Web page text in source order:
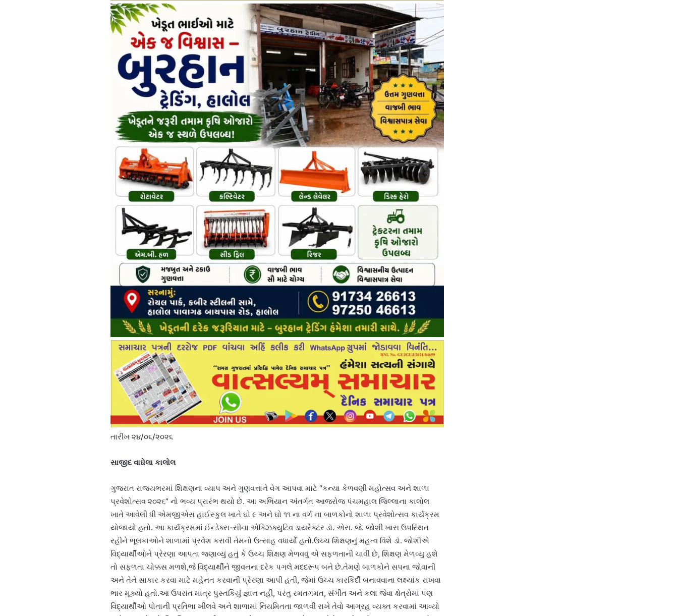
તારીખ ૨૪/૦૬/૨૦૨૬
સાજીદ વાઘેલા કાલોલ
ગુજરાત રાજ્યભરમાં શિક્ષણના વ્યાપ અને ગુણવત્તાને વેગ આપવા માટે “કન્યા કેળવણી મહોત્સવ અને શાળા
પ્રવેશોત્સવ ૨૦૨૬” નો ભવ્ય પ્રારંભ થયો છે. આ અભિયાન અંતર્ગત આજરોજ પંચમહાલ જિલ્લાના કાલોલ
ખાતે આવેલી ધી એમજીએસ હાઈસ્કુલ ખાતે ઘો ૯ અને ઘો ૧૧ ના વર્ગ ના બાળકોનો શાળા પ્રવેશોત્સવ કાર્યક્રમ
યોજાયો હતો. આ કાર્યક્રમમાં ઈન્ડેક્સ-સીના એક્ઝિક્યુટિવ ડાયરેક્ટર ડૉ. એસ. જે. જોશી ખાસ ઉપસ્થિત
રહીને ભૂલકાઓને શાળામાં પ્રવેશ કરાવી તેમનો ઉત્સાહ વધાર્યો હતો.ઉચ્ચ શિક્ષણનું મહત્વ વિશે ડૉ. જોશીએ
વિદ્યાર્થીઓને પ્રેરણા આપતા જણાવ્યું હતું કે ઉચ્ચ શિક્ષણ મેળવવું એ સફળતાની ચાવી છે, શિક્ષણ મેળવ્યુ હશે
તો સફળતા ચોક્કસ મળશે,જે વિદ્યાર્થીને જીવનના દરેક પગલે મદદરૂપ બને છે.તેમણે બાળકોને સપના જોવાની
અને તેને સાકાર કરવા માટે મહેનત કરવાની પ્રેરણા આપી હતી, જેમાં ઉચ્ચ કારકિર્દી બનાવવાના લક્ષ્યાંક રાખવા
ભાર મૂક્યો હતો.આ ઉપરાંત માત્ર પુસ્તકિયું જ્ઞાન નહીં, પરંતુ રમતગમત, સંગીત અને કલા જેવા ક્ષેત્રોમાં પણ
વિદ્યાર્થીઓ પોતાની પ્રતિભા ખીલવે અને શાળામાં નિયમિતતા જાળવી રાખે તેવો આગ્રહ વ્યક્ત કરવામાં આવ્યો